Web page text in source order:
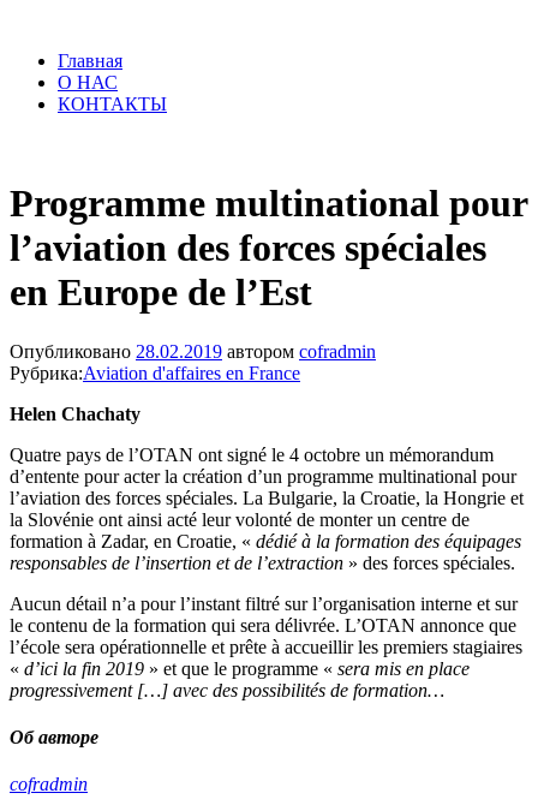
Главная
О НАС
КОНТАКТЫ
Programme multinational pour
l’aviation des forces spéciales
en Europe de l’Est
Опубликовано 28.02.2019 автором cofradmin
Рубрика:Aviation d'affaires en France
Helen Chachaty
Quatre pays de l’OTAN ont signé le 4 octobre un mémorandum
d’entente pour acter la création d’un programme multinational pour
l’aviation des forces spéciales. La Bulgarie, la Croatie, la Hongrie et
la Slovénie ont ainsi acté leur volonté de monter un centre de
formation à Zadar, en Croatie, « dédié à la formation des équipages
responsables de l’insertion et de l’extraction » des forces spéciales.
Aucun détail n’a pour l’instant filtré sur l’organisation interne et sur
le contenu de la formation qui sera délivrée. L’OTAN annonce que
l’école sera opérationnelle et prête à accueillir les premiers stagiaires
« d’ici la fin 2019 » et que le programme « sera mis en place
progressivement […] avec des possibilités de formation…
Об авторе
cofradmin